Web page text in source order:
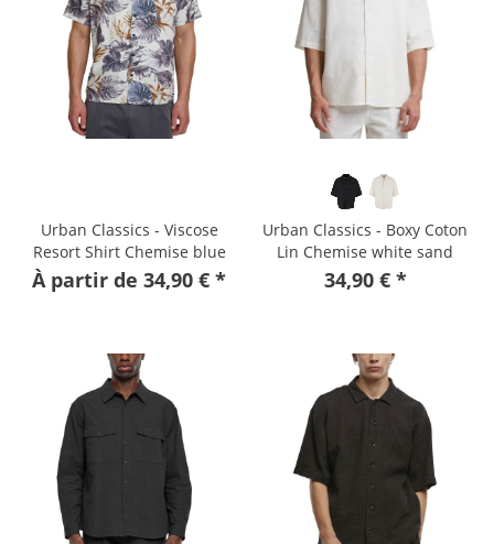
Urban Classics - Viscose
Resort Shirt Chemise blue
leaves
À partir de 34,90 € *
Urban Classics - Boxy Coton
Lin Chemise white sand
34,90 € *